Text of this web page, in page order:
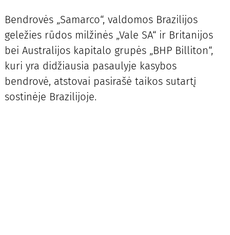
Bendrovės „Samarco“, valdomos Brazilijos
geležies rūdos milžinės „Vale SA“ ir Britanijos
bei Australijos kapitalo grupės „BHP Billiton“,
kuri yra didžiausia pasaulyje kasybos
bendrovė, atstovai pasirašė taikos sutartį
sostinėje Brazilijoje.